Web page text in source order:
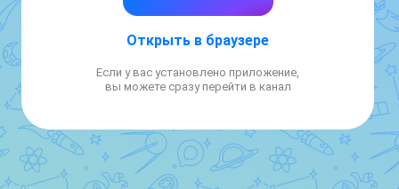
Открыть в браузере
Если у вас установлено приложение,
вы можете сразу перейти в канал